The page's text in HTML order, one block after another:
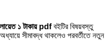
১ টাকায় pdfবইটির বিষয়বস্তু
সীমাবদ্ধ থাকলেও পরবর্তীতে নতুন